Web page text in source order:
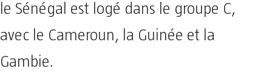
le Sénégal est logé dans le groupe C,
avec le Cameroun, la Guinée et la
Gambie.